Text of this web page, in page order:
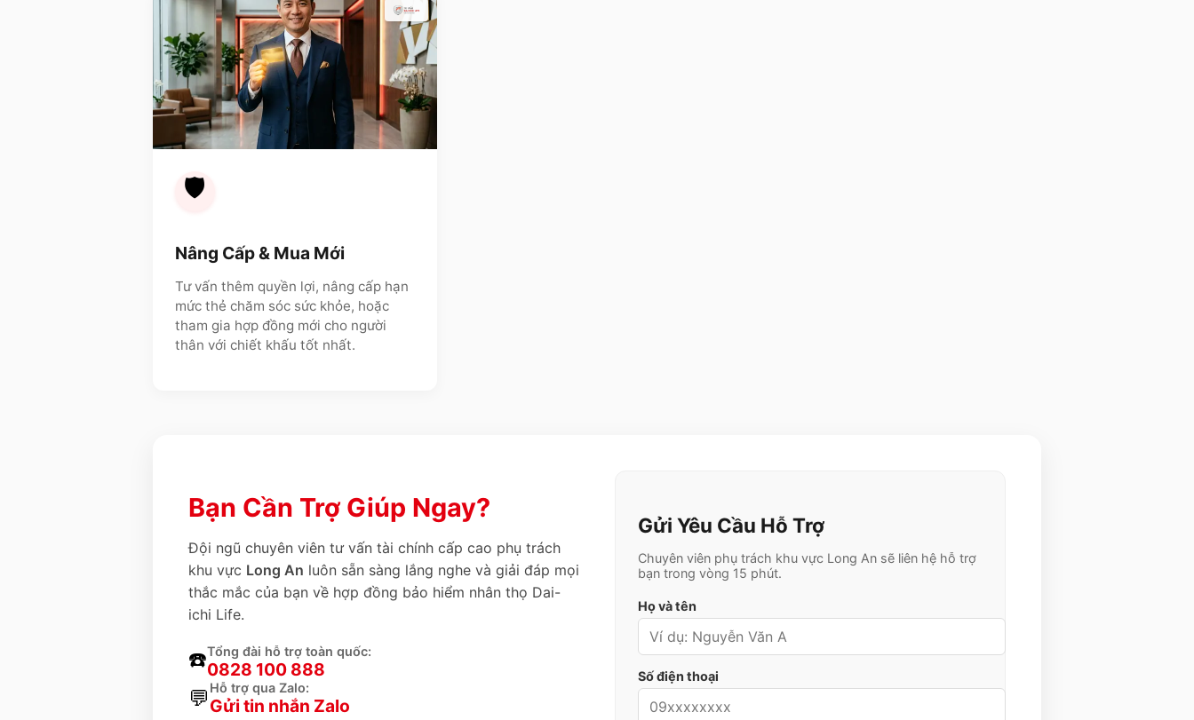
🛡️
Nâng Cấp & Mua Mới
Tư vấn thêm quyền lợi, nâng cấp hạn
mức thẻ chăm sóc sức khỏe, hoặc
tham gia hợp đồng mới cho người
thân với chiết khấu tốt nhất.
Bạn Cần Trợ Giúp Ngay?
Đội ngũ chuyên viên tư vấn tài chính cấp cao phụ trách
khu vực Long An luôn sẵn sàng lắng nghe và giải đáp mọi
thắc mắc của bạn về hợp đồng bảo hiểm nhân thọ Dai-
ichi Life.
☎️Tổng đài hỗ trợ toàn quốc:
0828 100 888
💬 Hỗ trợ qua Zalo:
Gửi tin nhắn Zalo
Gửi Yêu Cầu Hỗ Trợ
Chuyên viên phụ trách khu vực Long An sẽ liên hệ hỗ trợ
bạn trong vòng 15 phút.
Họ và tên
Số điện thoại